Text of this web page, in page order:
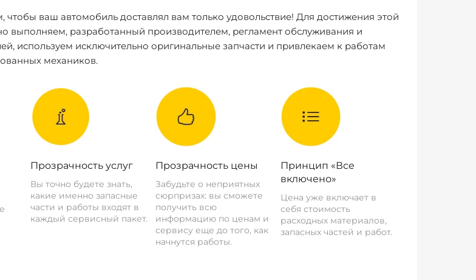
чтобы ваш автомобиль доставлял вам только удовольствие! Для достижения этой
выполняем, разработанный производителем, регламент обслуживания и
используем исключительно оригинальные запчасти и привлекаем к работам
механиков.
Прозрачность услуг
Вы точно будете знать,
какие именно запасные
части и работы входят в
каждый сервисный пакет.
Прозрачность цены
Забудьте о неприятных
сюрпризах: вы сможете
получить всю
информацию по ценам и
сервису еще до того, как
начнутся работы.
Принцип «Все
включено»
Цена уже включает в
себя стоимость
расходных материалов,
запасных частей и работ.